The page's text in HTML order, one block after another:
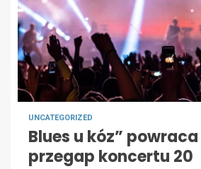
UNCATEGORIZED
Blues u kóz”
przegap koncertu 20